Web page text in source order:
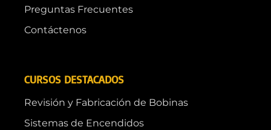
Preguntas Frecuentes
Contáctenos
CURSOS DESTACADOS
Revisión y Fabricación de Bobinas
Sistemas de Encendidos